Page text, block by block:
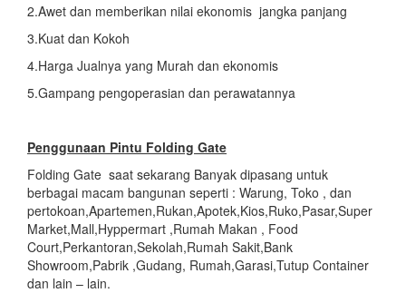
2.Awet dan memberikan nilai ekonomis jangka panjang
3.Kuat dan Kokoh
4.Harga Jualnya yang Murah dan ekonomis
5.Gampang pengoperasian dan perawatannya
Penggunaan Pintu Folding Gate
Folding Gate saat sekarang Banyak dipasang untuk
berbagai macam bangunan seperti : Warung, Toko , dan
pertokoan,Apartemen,Rukan,Apotek,Kios,Ruko,Pasar,Super
Market,Mall,Hyppermart ,Rumah Makan , Food
Court,Perkantoran,Sekolah,Rumah Sakit,Bank
Showroom,Pabrik ,Gudang, Rumah,Garasi,Tutup Container
dan lain – lain.